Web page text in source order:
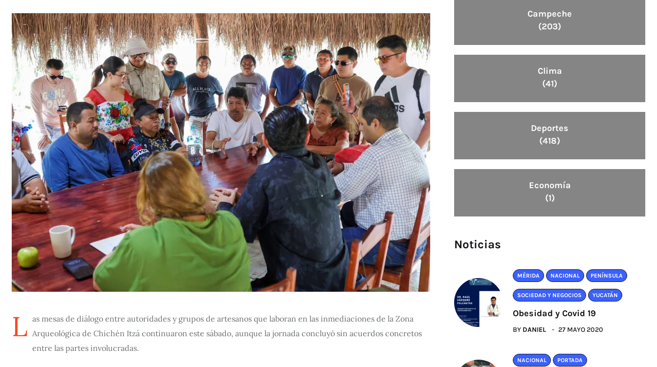
L as mesas de diálogo entre autoridades y grupos de artesanos que laboran en las inmediaciones de la Zona
Arqueológica de Chichén Itzá continuaron este sábado, aunque la jornada concluyó sin acuerdos concretos
entre las partes involucradas.
Campeche
(203)
Clima
(41)
Deportes
(418)
Economía
(1)
Noticias
MÉRIDA NACIONAL PENÍNSULA
SOCIEDAD Y NEGOCIOS YUCATÁN
Obesidad y Covid 19
BY DANIEL 27 MAYO 2020
NACIONAL PORTADA